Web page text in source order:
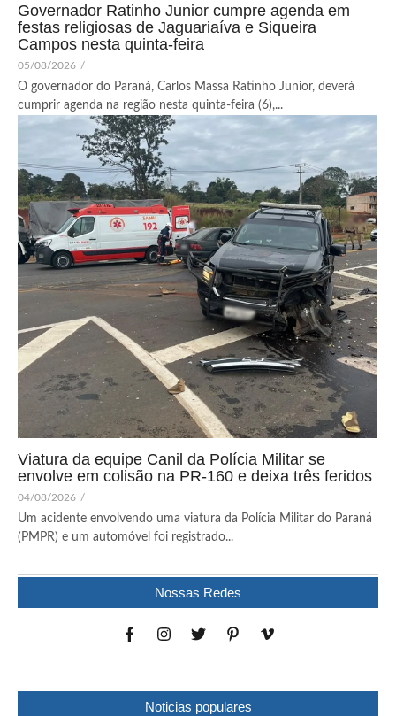
Governador Ratinho Junior cumpre agenda em
festas religiosas de Jaguariaíva e Siqueira
Campos nesta quinta-feira
05/08/2026 /
O governador do Paraná, Carlos Massa Ratinho Junior, deverá
cumprir agenda na região nesta quinta-feira (6),...
Viatura da equipe Canil da Polícia Militar se
envolve em colisão na PR-160 e deixa três feridos
04/08/2026 /
Um acidente envolvendo uma viatura da Polícia Militar do Paraná
(PMPR) e um automóvel foi registrado...
Nossas Redes
Noticias populares